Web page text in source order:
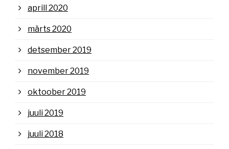
aprill 2020
märts 2020
detsember 2019
november 2019
oktoober 2019
juuli 2019
juuli 2018